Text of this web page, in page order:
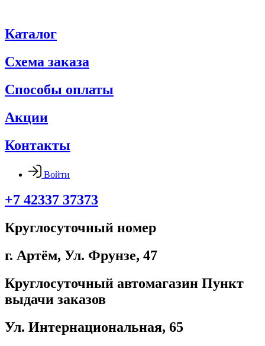
Каталог
Схема заказа
Способы оплаты
Акции
Контакты
Войти
+7 42337 37373
Круглосуточный номер
г. Артём, ​Ул. Фрунзе, 47
Круглосуточный автомагазин Пункт
выдачи заказов
Ул. Интернациональная, 65